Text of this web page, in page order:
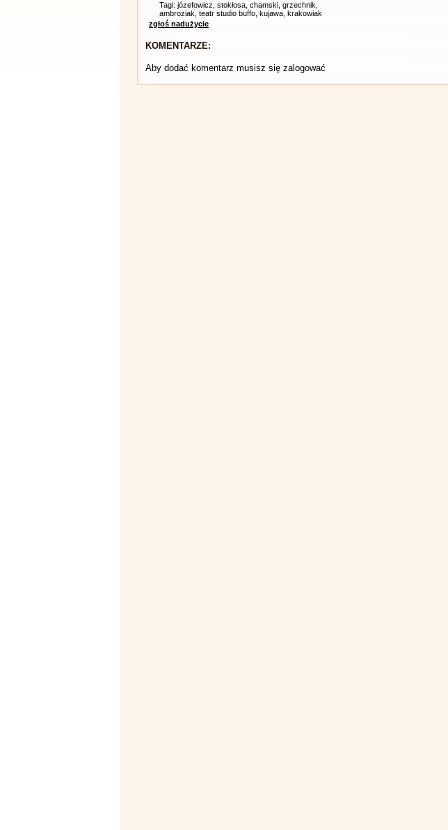
Tagi: józefowicz, stokłosa, chamski, grzechnik,
ambroziak, teatr studio buffo, kujawa, krakowiak
zgłoś nadużycie
KOMENTARZE:
Aby dodać komentarz musisz się zalogować